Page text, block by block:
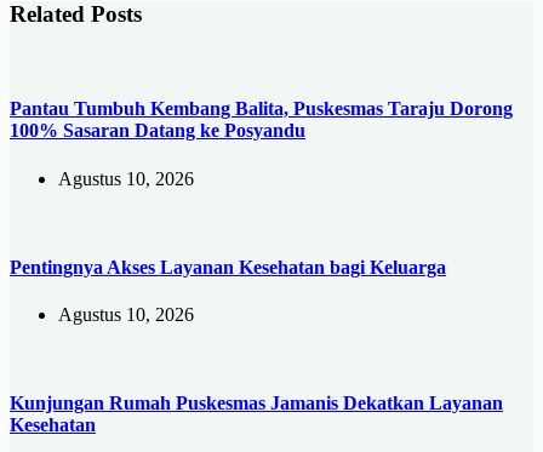
Related Posts
Pantau Tumbuh Kembang Balita, Puskesmas Taraju Dorong
100% Sasaran Datang ke Posyandu
Agustus 10, 2026
Pentingnya Akses Layanan Kesehatan bagi Keluarga
Agustus 10, 2026
Kunjungan Rumah Puskesmas Jamanis Dekatkan Layanan
Kesehatan